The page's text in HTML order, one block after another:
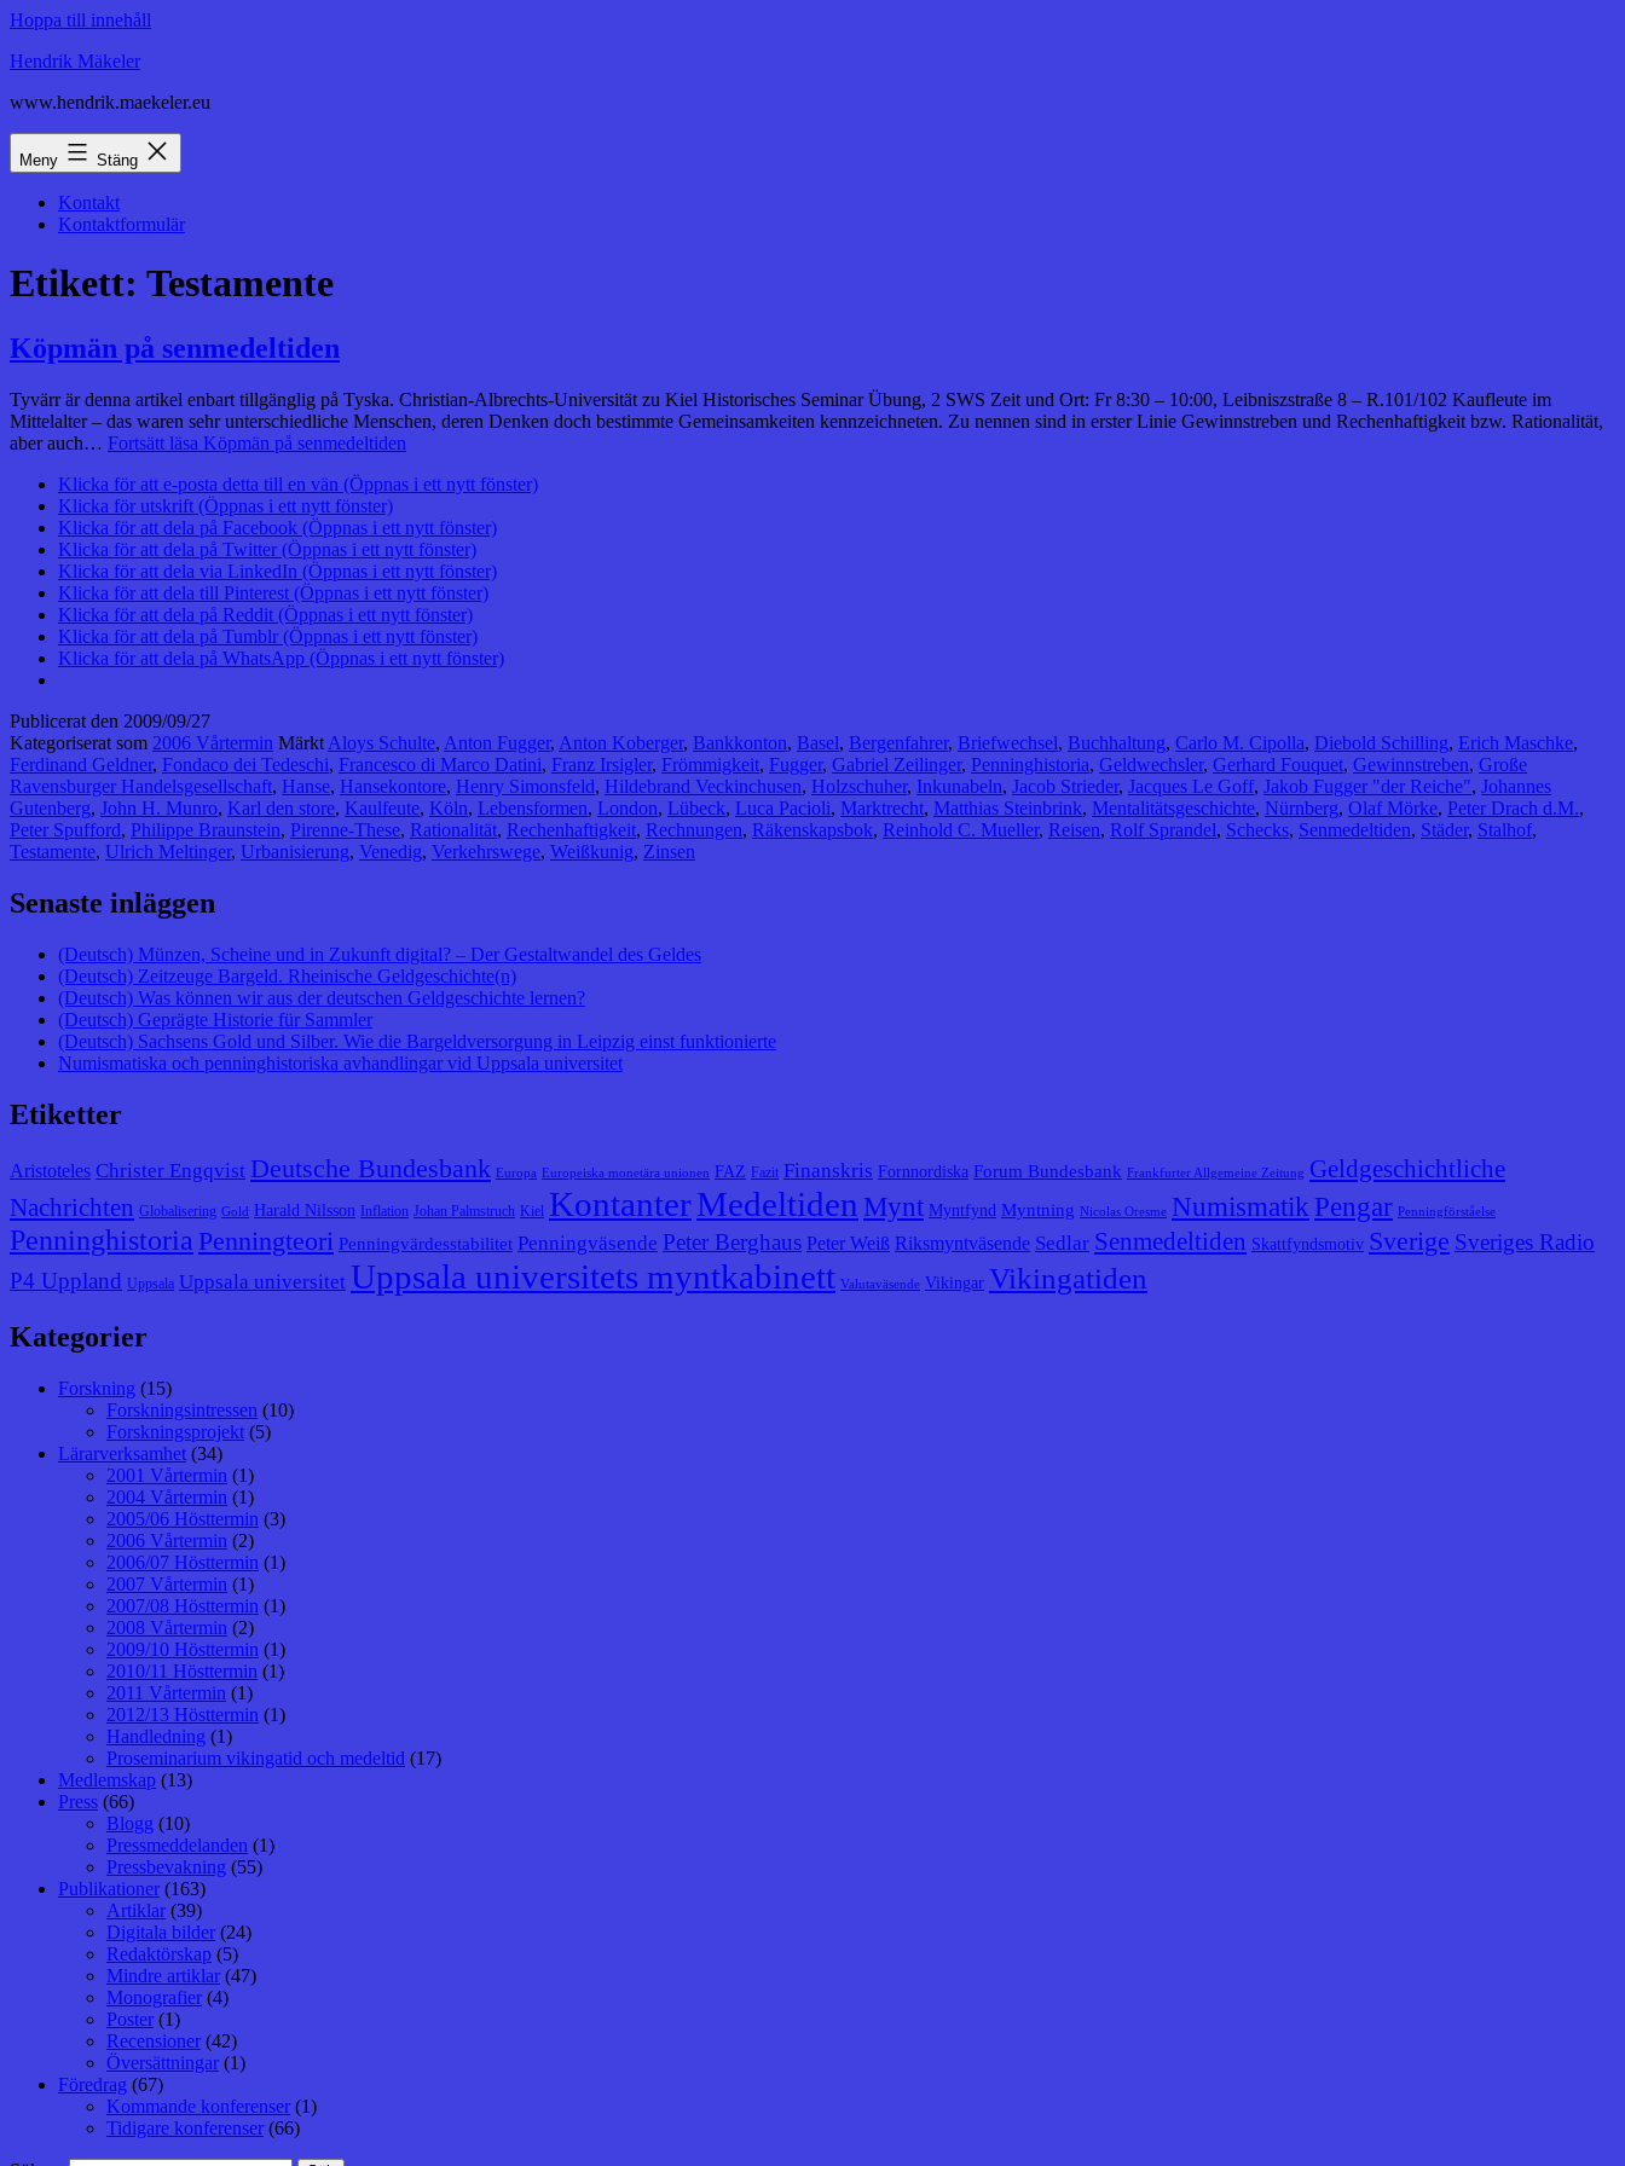
Hoppa till innehåll
Hendrik Mäkeler
www.hendrik.maekeler.eu
Meny Stäng
Kontakt
Kontaktformulär
Etikett: Testamente
Köpmän på senmedeltiden
Tyvärr är denna artikel enbart tillgänglig på Tyska. Christian-Albrechts-Universität zu Kiel Historisches Seminar Übung, 2 SWS Zeit und Ort: Fr 8:30 – 10:00, Leibniszstraße 8 – R.101/102 Kaufleute im
Mittelalter – das waren sehr unterschiedliche Menschen, deren Denken doch bestimmte Gemeinsamkeiten kennzeichneten. Zu nennen sind in erster Linie Gewinnstreben und Rechenhaftigkeit bzw. Rationalität,
aber auch… Fortsätt läsa Köpmän på senmedeltiden
Klicka för att e-posta detta till en vän (Öppnas i ett nytt fönster)
Klicka för utskrift (Öppnas i ett nytt fönster)
Klicka för att dela på Facebook (Öppnas i ett nytt fönster)
Klicka för att dela på Twitter (Öppnas i ett nytt fönster)
Klicka för att dela via LinkedIn (Öppnas i ett nytt fönster)
Klicka för att dela till Pinterest (Öppnas i ett nytt fönster)
Klicka för att dela på Reddit (Öppnas i ett nytt fönster)
Klicka för att dela på Tumblr (Öppnas i ett nytt fönster)
Klicka för att dela på WhatsApp (Öppnas i ett nytt fönster)
Publicerat den 2009/09/27
Kategoriserat som 2006 Vårtermin Märkt Aloys Schulte, Anton Fugger, Anton Koberger, Bankkonton, Basel, Bergenfahrer, Briefwechsel, Buchhaltung, Carlo M. Cipolla, Diebold Schilling, Erich Maschke,
Ferdinand Geldner, Fondaco dei Tedeschi, Francesco di Marco Datini, Franz Irsigler, Frömmigkeit, Fugger, Gabriel Zeilinger, Penninghistoria, Geldwechsler, Gerhard Fouquet, Gewinnstreben, Große
Ravensburger Handelsgesellschaft, Hanse, Hansekontore, Henry Simonsfeld, Hildebrand Veckinchusen, Holzschuher, Inkunabeln, Jacob Strieder, Jacques Le Goff, Jakob Fugger "der Reiche", Johannes
Gutenberg, John H. Munro, Karl den store, Kaulfeute, Köln, Lebensformen, London, Lübeck, Luca Pacioli, Marktrecht, Matthias Steinbrink, Mentalitätsgeschichte, Nürnberg, Olaf Mörke, Peter Drach d.M.,
Peter Spufford, Philippe Braunstein, Pirenne-These, Rationalität, Rechenhaftigkeit, Rechnungen, Räkenskapsbok, Reinhold C. Mueller, Reisen, Rolf Sprandel, Schecks, Senmedeltiden, Städer, Stalhof,
Testamente, Ulrich Meltinger, Urbanisierung, Venedig, Verkehrswege, Weißkunig, Zinsen
Senaste inläggen
(Deutsch) Münzen, Scheine und in Zukunft digital? – Der Gestaltwandel des Geldes
(Deutsch) Zeitzeuge Bargeld. Rheinische Geldgeschichte(n)
(Deutsch) Was können wir aus der deutschen Geldgeschichte lernen?
(Deutsch) Geprägte Historie für Sammler
(Deutsch) Sachsens Gold und Silber. Wie die Bargeldversorgung in Leipzig einst funktionierte
Numismatiska och penninghistoriska avhandlingar vid Uppsala universitet
Etiketter
Aristoteles Christer Engqvist Deutsche Bundesbank Europa Europeiska monetära unionen FAZ Fazit Finanskris Fornnordiska Forum Bundesbank Frankfurter Allgemeine Zeitung Geldgeschichtliche
Nachrichten Globalisering Gold Harald Nilsson Inflation Johan Palmstruch Kiel KontanterMedeltiden Mynt Myntfynd Myntning Nicolas Oresme Numismatik Pengar Penningförståelse
Penninghistoria Penningteori Penningvärdesstabilitet Penningväsende Peter Berghaus Peter Weiß Riksmyntväsende Sedlar Senmedeltiden Skattfyndsmotiv Sverige Sveriges Radio
P4 Uppland Uppsala Uppsala universitet Uppsala universitets myntkabinett Valutaväsende Vikingar Vikingatiden
Kategorier
Forskning (15)
Forskningsintressen (10)
Forskningsprojekt (5)
Lärarverksamhet (34)
2001 Vårtermin (1)
2004 Vårtermin (1)
2005/06 Hösttermin (3)
2006 Vårtermin (2)
2006/07 Hösttermin (1)
2007 Vårtermin (1)
2007/08 Hösttermin (1)
2008 Vårtermin (2)
2009/10 Hösttermin (1)
2010/11 Hösttermin (1)
2011 Vårtermin (1)
2012/13 Hösttermin (1)
Handledning (1)
Proseminarium vikingatid och medeltid (17)
Medlemskap (13)
Press (66)
Blogg (10)
Pressmeddelanden (1)
Pressbevakning (55)
Publikationer (163)
Artiklar (39)
Digitala bilder (24)
Redaktörskap (5)
Mindre artiklar (47)
Monografier (4)
Poster (1)
Recensioner (42)
Översättningar (1)
Föredrag (67)
Kommande konferenser (1)
Tidigare konferenser (66)